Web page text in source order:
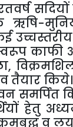
सदियों
ऋषि-
उच्चस्तरीय
काफी
,
तैयार किये।
समर्पित
हेतु
व